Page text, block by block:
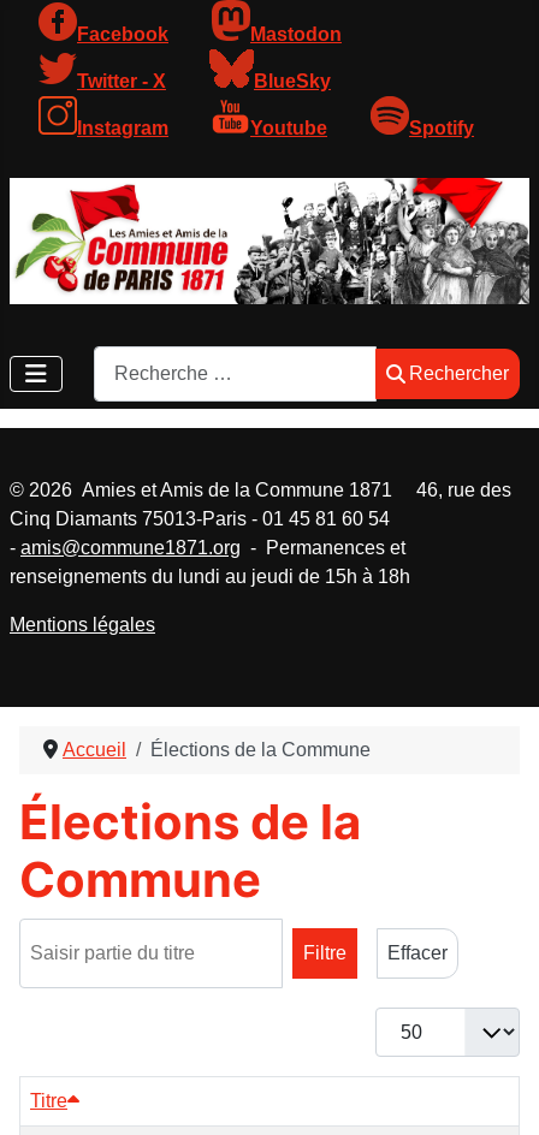
Facebook Mastodon
Twitter - X BlueSky
Instagram Youtube Spotify
Rechercher
Rechercher
Accueil Élections de la Commune
Élections de la
Commune
Filtre
Effacer
Afficher #
Titre
© 2026 Amies et Amis de la Commune 1871 46, rue des
Cinq Diamants 75013-Paris - 01 45 81 60 54
- amis@commune1871.org - Permanences et
renseignements du lundi au jeudi de 15h à 18h
Mentions légales